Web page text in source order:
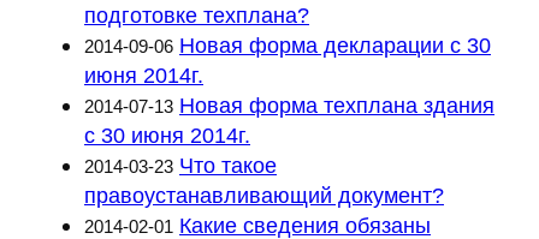
подготовке техплана?
2014-09-06 Новая форма декларации с 30
июня 2014г.
2014-07-13 Новая форма техплана здания
с 30 июня 2014г.
2014-03-23 Что такое
правоустанавливающий документ?
2014-02-01 Какие сведения обязаны